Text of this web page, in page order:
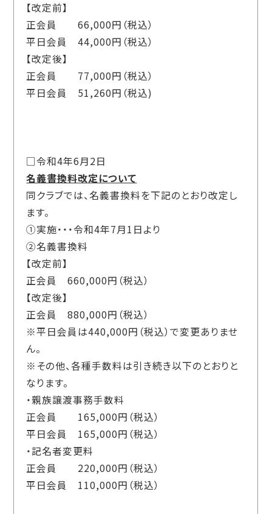
【改定前】
正会員 66,000円（税込）
平日会員 44,000円（税込）
【改定後】
正会員 77,000円（税込）
平日会員 51,260円（税込)
□令和4年6月2日
名義書換料改定について
同クラブでは、名義書換料を下記のとおり改定し
ます。
①実施・・・令和4年7月1日より
②名義書換料
【改定前】
正会員 660,000円（税込）
【改定後】
正会員 880,000円（税込）
※平日会員は440,000円（税込）で変更ありませ
ん。
※その他、各種手数料は引き続き以下のとおりと
なります。
・親族譲渡事務手数料
正会員 165,000円（税込）
平日会員 165,000円（税込）
・記名者変更料
正会員 220,000円（税込）
平日会員 110,000円（税込）